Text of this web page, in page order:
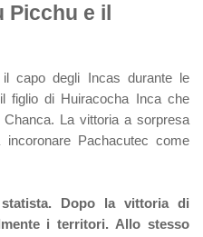
Picchu e il
capo degli Incas durante le
figlio di Huiracocha Inca che
La vittoria a sorpresa
Pachacutec come
Dopo la vittoria di
i territori. Allo stesso